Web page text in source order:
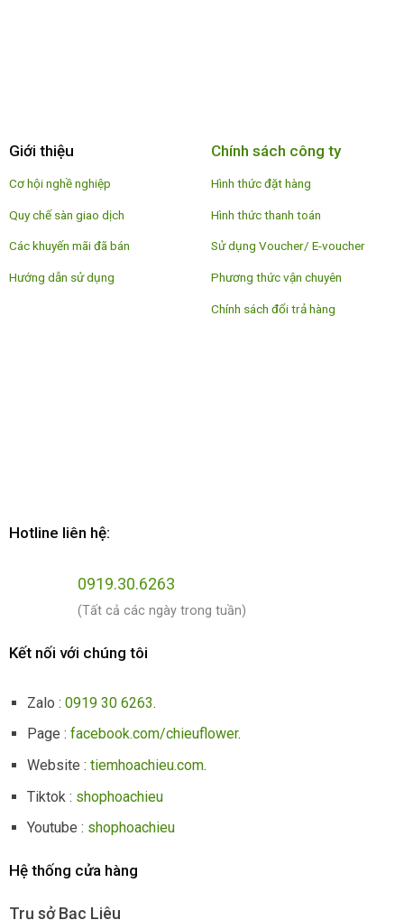
Giới thiệu
Cơ hội nghề nghiệp
Quy chế sàn giao dịch
Các khuyến mãi đã bán
Hướng dẫn sử dụng
Chính sách công ty
Hình thức đặt hàng
Hình thức thanh toán
Sử dụng Voucher/ E-voucher
Phương thức vận chuyên
Chính sách đổi trả hàng
Hotline liên hệ:
0919.30.6263
(Tất cả các ngày trong tuần)
Kết nối với chúng tôi
Zalo :0919 30 6263.
Page :facebook.com/chieuflower.
Website :tiemhoachieu.com.
Tiktok : shophoachieu
Youtube : shophoachieu
Hệ thống cửa hàng
Trụ sở Bạc Liêu